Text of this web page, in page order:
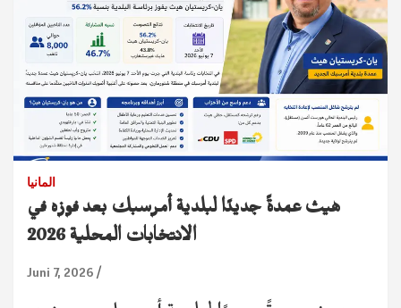
المانيا
هيث عمدةً جديدًا لبلدية أمرسبك بعد فوزه في
الانتخابات المحلية 2026
Juni 7, 2026